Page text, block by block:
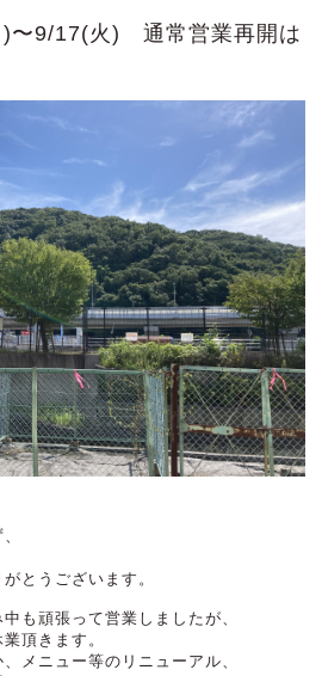
9/17(火) 通常営業再開は
とうございます。
も頑張って営業しましたが、
頂きます。
メニュー等のリニューアル、